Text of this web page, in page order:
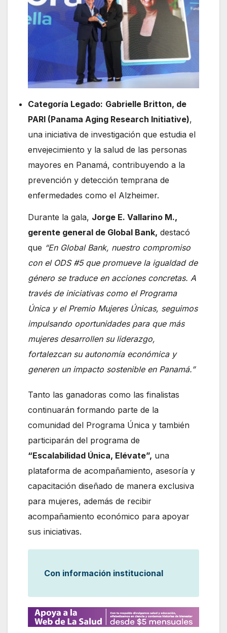
Categoría Legado: Gabrielle Britton, de
PARI (Panama Aging Research Initiative),
una iniciativa de investigación que estudia el
envejecimiento y la salud de las personas
mayores en Panamá, contribuyendo a la
prevención y detección temprana de
enfermedades como el Alzheimer.
Durante la gala, Jorge E. Vallarino M.,
gerente general de Global Bank, destacó
que “En Global Bank, nuestro compromiso
con el ODS #5 que promueve la igualdad de
género se traduce en acciones concretas. A
través de iniciativas como el Programa
Única y el Premio Mujeres Únicas, seguimos
impulsando oportunidades para que más
mujeres desarrollen su liderazgo,
fortalezcan su autonomía económica y
generen un impacto sostenible en Panamá.”
Tanto las ganadoras como las finalistas
continuarán formando parte de la
comunidad del Programa Única y también
participarán del programa de
“Escalabilidad Única, Elévate”, una
plataforma de acompañamiento, asesoría y
capacitación diseñado de manera exclusiva
para mujeres, además de recibir
acompañamiento económico para apoyar
sus iniciativas.
Con información institucional